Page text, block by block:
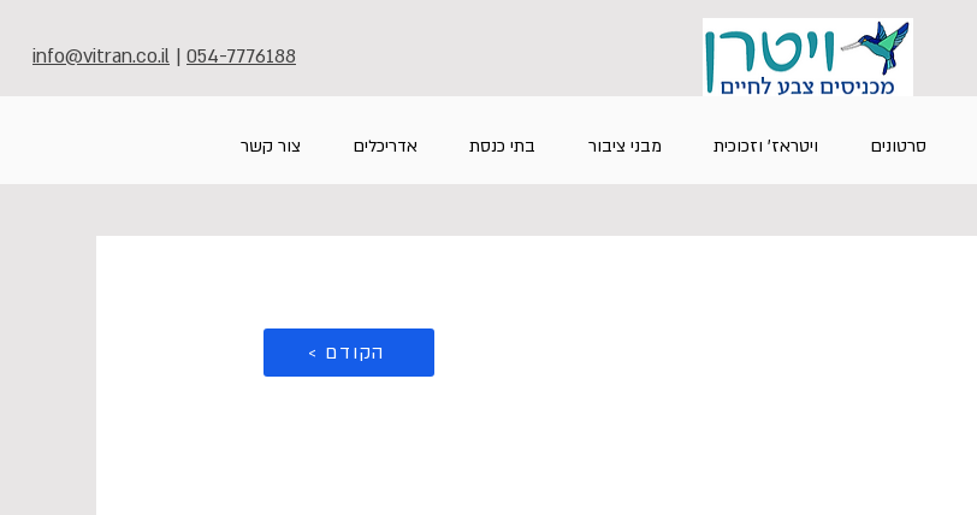
info@vitran.co.il | 054-7776188
סרטונים ויטראז' וזכוכית מבני ציבור בתי כנסת אדריכלים צור קשר
< הקודם